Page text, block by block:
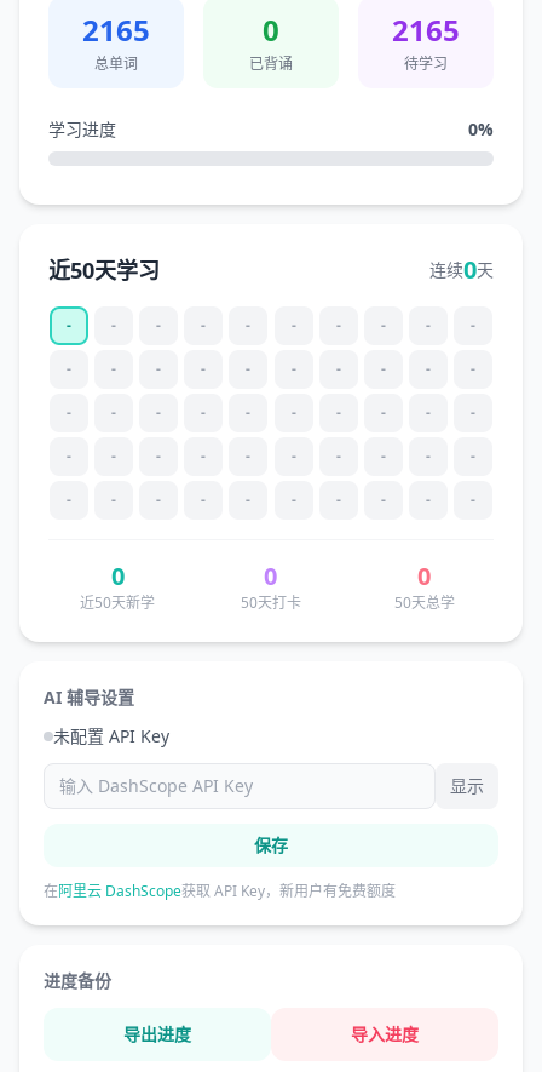
2165
总单词
0
已背诵
2165
待学习
学习进度 0%
近50天学习 连续0天
- - - - - - - - - -
- - - - - - - - - -
- - - - - - - - - -
- - - - - - - - - -
- - - - - - - - - -
0
近50天新学
0
50天打卡
0
50天总学
AI 辅导设置
未配置 API Key
显示
保存
在阿里云 DashScope获取 API Key，新用户有免费额度
进度备份
导出进度 导入进度